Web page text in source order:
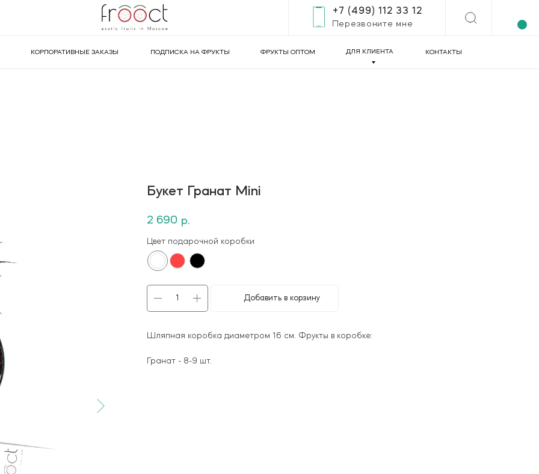
+7 (499) 112 33 12
Перезвоните мне
КОРПОРАТИВНЫЕ ЗАКАЗЫ ФРУКТЫ ОПТОМ ДЛЯ КЛИЕНТА
ПОДПИСКА НА ФРУКТЫ КОНТАКТЫ
Букет Гранат Mini
2 690 р.
Цвет подарочной коробки
Добавить в корзину
Шляпная коробка диаметром 16 см. Фрукты в коробке:
Гранат - 8-9 шт.